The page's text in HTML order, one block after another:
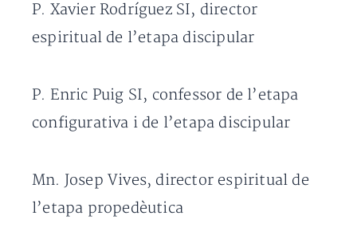
P. Xavier Rodríguez SI, director
espiritual de l’etapa discipular
P. Enric Puig SI, confessor de l’etapa
configurativa i de l’etapa discipular
Mn. Josep Vives, director espiritual de
l’etapa propedèutica